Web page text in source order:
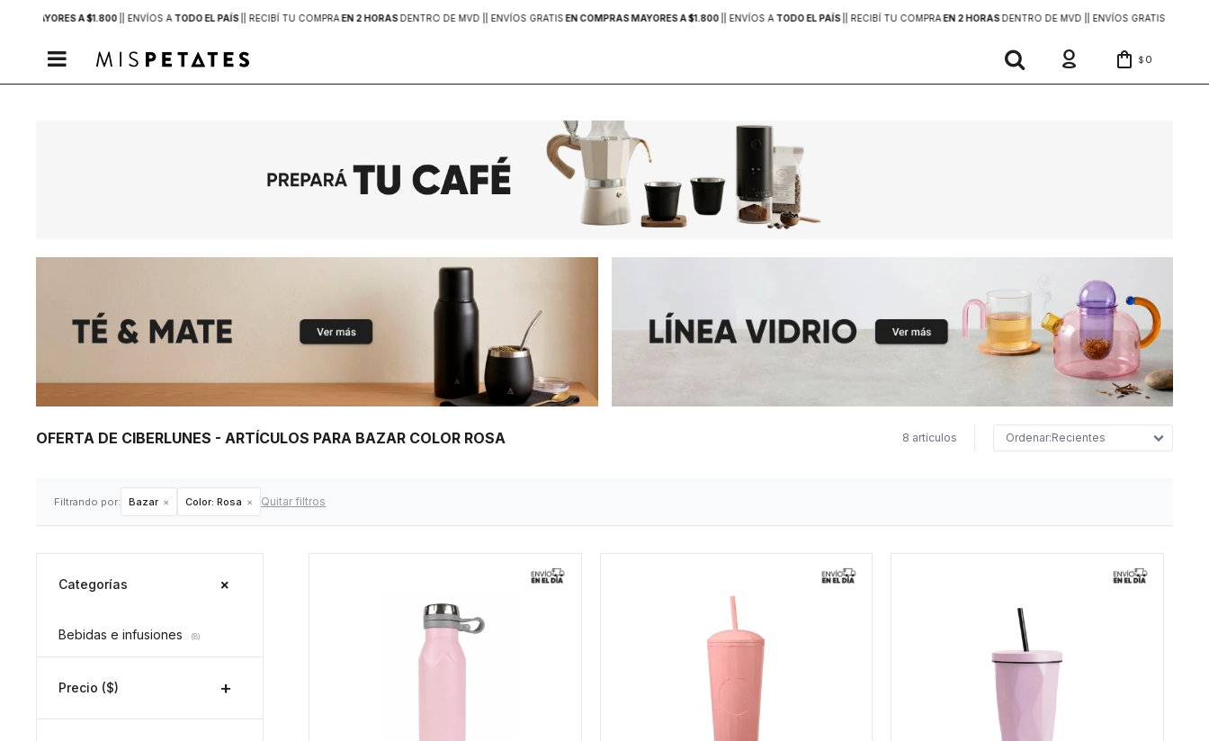
MAYORES A $1.800 | ENVÍOS A TODO EL PAÍS | RECIBÍ TU COMPRAEN 2 HORASDENTRO DE MVD | | ENVÍOS GRATISEN COMPRAS MAYORES A $1.800 | ENVÍOS A TODO EL PAÍS | RECIBÍ TU COMPRAEN 2 HORASDENTRO DE MVD | | ENVÍOS GRATIS
 $ 0
OFERTA DE CIBERLUNES - ARTÍCULOS PARA BAZAR COLOR ROSA 8 artículos Recientes
Filtrando por: Bazar Color: Rosa Quitar filtros
Categorías
Bebidas e infusiones (8)
Precio ($)